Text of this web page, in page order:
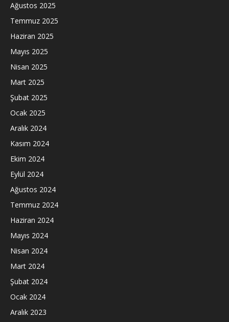
Ağustos 2025
Temmuz 2025
Haziran 2025
Mayıs 2025
Nisan 2025
Mart 2025
Şubat 2025
Ocak 2025
Aralık 2024
Kasım 2024
Ekim 2024
Eylül 2024
Ağustos 2024
Temmuz 2024
Haziran 2024
Mayıs 2024
Nisan 2024
Mart 2024
Şubat 2024
Ocak 2024
Aralık 2023